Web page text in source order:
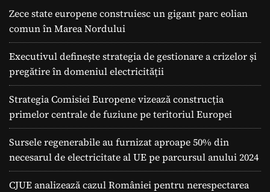
Zece state europene construiesc un gigant parc eolian
comun în Marea Nordului
Executivul definește strategia de gestionare a crizelor și
pregătire în domeniul electricității
Strategia Comisiei Europene vizează construcția
primelor centrale de fuziune pe teritoriul Europei
Sursele regenerabile au furnizat aproape 50% din
necesarul de electricitate al UE pe parcursul anului 2024
CJUE analizează cazul României pentru nerespectarea